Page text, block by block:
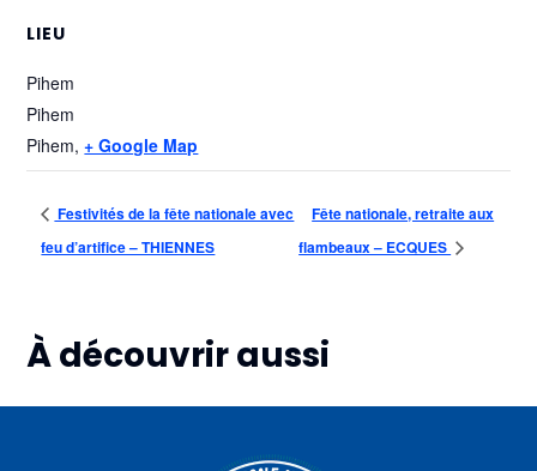
LIEU
Pihem
Pihem
Pihem, + Google Map
Festivités de la fête nationale avec
feu d’artifice – THIENNES
Fête nationale, retraite aux
flambeaux – ECQUES
À découvrir aussi
Plus d'informationsPlus d'informationsPlus d'informations